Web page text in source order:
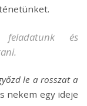
feladatunk és
le a rosszat a
nekem egy ideje